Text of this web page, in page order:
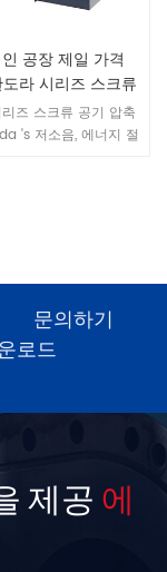
공장 제일 가격
라 시리즈 스크류
공기 압축기
즈 스크류 공기 압축
's 저소음, 에너지 절
문의하기
로드
제공 에